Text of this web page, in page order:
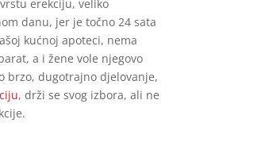
erekciju, veliko
danu, jer je točno 24 sata
kućnoj apoteci, nema
a i žene vole njegovo
brzo, dugotrajno djelovanje,
, drži se svog izbora, ali ne